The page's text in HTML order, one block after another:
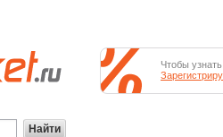
Найти
Чтобы